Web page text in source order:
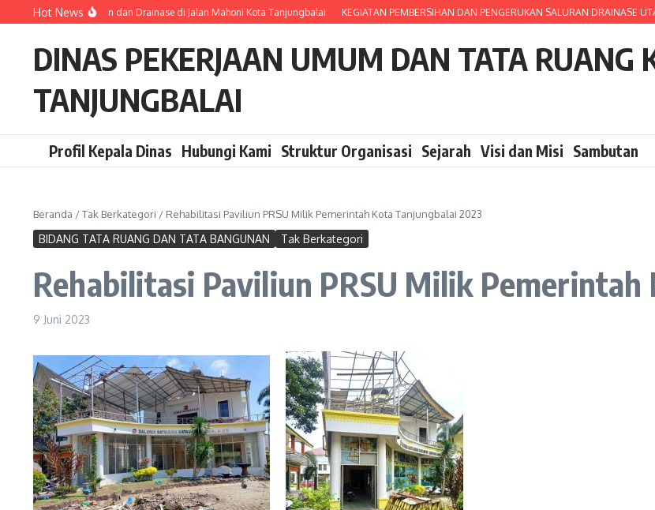
Lewati ke konten
Hot News
Melakukan Survey Jalan dan Drainase di Jalan Mahoni Kota Tanjungbalai KEGIATAN PEMBERSIHAN DAN PENGERUKAN SALURAN DRAINASE
DINAS PEKERJAAN UMUM DAN TATA RUANG
TANJUNGBALAI
Profil Kepala Dinas Hubungi Kami Struktur Organisasi Sejarah Visi dan Misi Sambutan
Beranda /Tak Berkategori / Rehabilitasi Paviliun PRSU Milik Pemerintah Kota Tanjungbalai 2023
BIDANG TATA RUANG DAN TATA BANGUNAN Tak Berkategori
Rehabilitasi Paviliun PRSU Milik
9 Juni 2023